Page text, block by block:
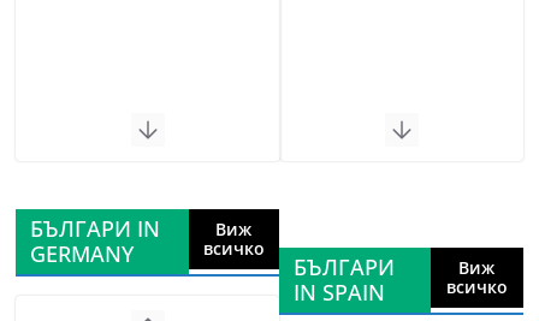
БЪЛГАРИ IN
GERMANY
Виж
всичко
БЪЛГАРИ
IN SPAIN
Виж
всичко